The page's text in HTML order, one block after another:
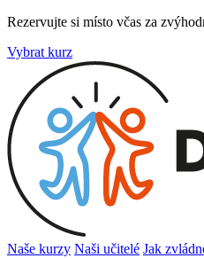
Rezervujte si místo včas za
Vybrat kurz
Naše kurzy Naši učitelé Jak